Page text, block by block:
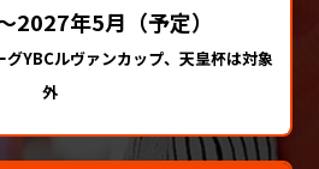
2027年5月（予定）
YBCルヴァンカップ、天皇杯は対象
外